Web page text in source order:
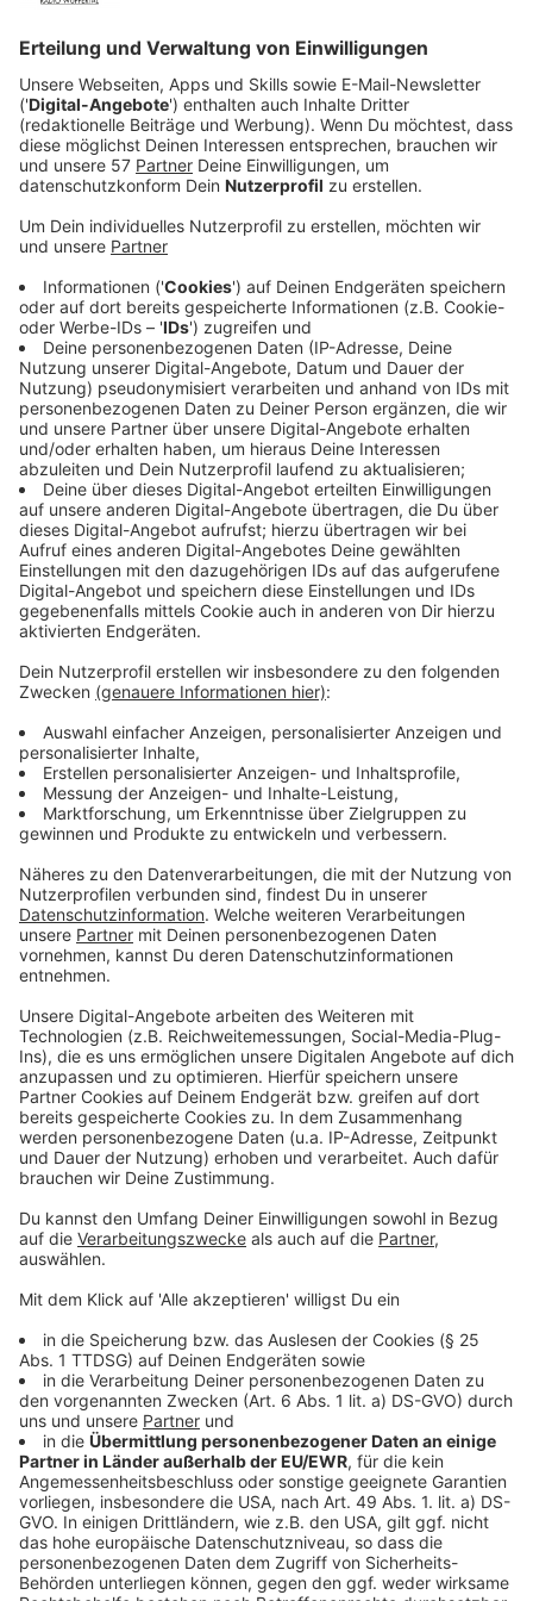
Veröffentlicht: Freitag, 25.10.2019 12:02
Anzeige
spannender als Soziale Medien?" Das ist einer der
sucht. Im Moment fehlen in NRW etwa 400
Vollzugsbeamte. Gesucht werden Männer und Frauen -
egal welchen Alters - die es spannend finden, im
Gefängnis zu arbeiten. Die Ausbildung dauert zwei
Jahre. Während der Ausbildung kann man bis zu 1.600
Euro netto verdienen.
Anzeige
Spannende und gleichzeitig schwierige Arbeit
Anzeige
Zu den Aufgaben gehören das Betreuen der
Gefangenen, die Versorgung und die Beaufsichtigung.
Justizminister Peter Biesenbach macht aber keinen
Hehl daraus, dass die Arbeit auch schwierig ist.
Schließlich hat man es oft mit drogenabhängigen,
depressiven oder gewaltbereiten Menschen zu tun.
Anzeige
Mit dem "Knast-O-Mat" zum neuen Job
Für alle Interessierten hat das Land den “Knast-O-
Mat” online gestellt: Eine Seite auf der man anhand
von 20 Fragen testen kann, ob der Job überhaupt
etwas für einen ist. Den Link zum "Knast-O-Mat" findet
sinn.justiz.nrw/knast-o-mat
Anzeige
Anzeige